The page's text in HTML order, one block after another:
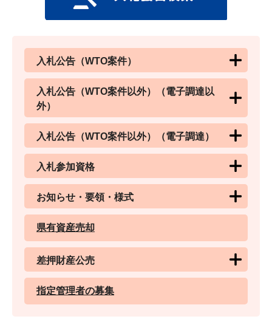
入札公告（WTO案件）
入札公告（WTO案件以外）（電子調達以
外）
入札公告（WTO案件以外）（電子調達）
入札参加資格
お知らせ・要領・様式
県有資産売却
差押財産公売
指定管理者の募集